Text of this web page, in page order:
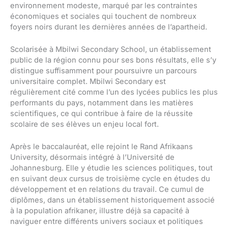
environnement modeste, marqué par les contraintes
économiques et sociales qui touchent de nombreux
foyers noirs durant les dernières années de l’apartheid.
Scolarisée à Mbilwi Secondary School, un établissement
public de la région connu pour ses bons résultats, elle s’y
distingue suffisamment pour poursuivre un parcours
universitaire complet. Mbilwi Secondary est
régulièrement cité comme l’un des lycées publics les plus
performants du pays, notamment dans les matières
scientifiques, ce qui contribue à faire de la réussite
scolaire de ses élèves un enjeu local fort.
Après le baccalauréat, elle rejoint le Rand Afrikaans
University, désormais intégré à l’Université de
Johannesburg. Elle y étudie les sciences politiques, tout
en suivant deux cursus de troisième cycle en études du
développement et en relations du travail. Ce cumul de
diplômes, dans un établissement historiquement associé
à la population afrikaner, illustre déjà sa capacité à
naviguer entre différents univers sociaux et politiques